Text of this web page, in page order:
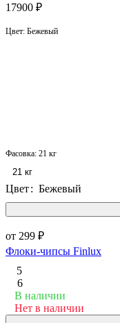
17900 ₽
Цвет: Бежевый
Фасовка: 21 кг
21 кг
Цвет: Бежевый
от 299 ₽
Флоки-чипсы Finlux
5
6
В наличии
Нет в наличии